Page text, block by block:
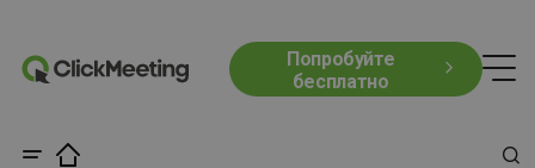
Попробуйте
бесплатно